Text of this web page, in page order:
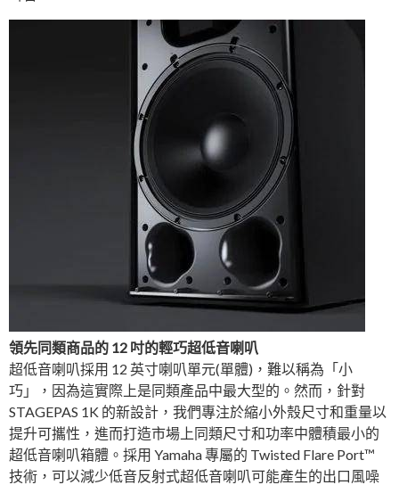
領先同類商品的 12 吋的輕巧超低音喇叭
超低音喇叭採用 12 英寸喇叭單元(單體)，難以稱為「小
巧」，因為這實際上是同類產品中最大型的。然而，針對
STAGEPAS 1K 的新設計，我們專注於縮小外殼尺寸和重量以
提升可攜性，進而打造市場上同類尺寸和功率中體積最小的
超低音喇叭箱體。採用 Yamaha 專屬的 Twisted Flare Port™
技術，可以減少低音反射式超低音喇叭可能產生的出口風噪